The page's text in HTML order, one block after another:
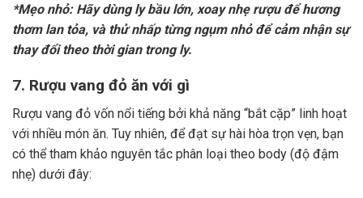
*Mẹo nhỏ: Hãy dùng ly bầu lớn, xoay nhẹ rượu để hương
thơm lan tỏa, và thử nhấp từng ngụm nhỏ để cảm nhận sự
thay đổi theo thời gian trong ly.
7. Rượu vang đỏ ăn với gì
Rượu vang đỏ vốn nổi tiếng bởi khả năng “bắt cặp” linh hoạt
với nhiều món ăn. Tuy nhiên, để đạt sự hài hòa trọn vẹn, bạn
có thể tham khảo nguyên tắc phân loại theo body (độ đậm
nhẹ) dưới đây: